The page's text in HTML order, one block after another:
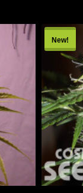
New!